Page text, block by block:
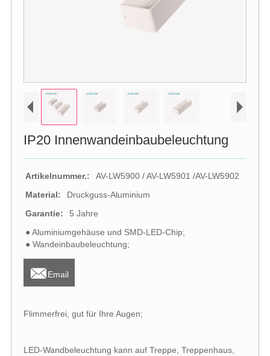
IP20 Innenwandeinbaubeleuchtung
Artikelnummer.:
AV-LW5900 / AV-LW5901 /AV-LW5902
Material:
Druckguss-Aluminium
Garantie:
5 Jahre
● Aluminiumgehäuse und SMD-LED-Chip;
● Wandeinbaubeleuchtung;
Email
Flimmerfrei, gut für Ihre Augen;
LED-Wandbeleuchtung kann auf Treppe, Treppenhaus,